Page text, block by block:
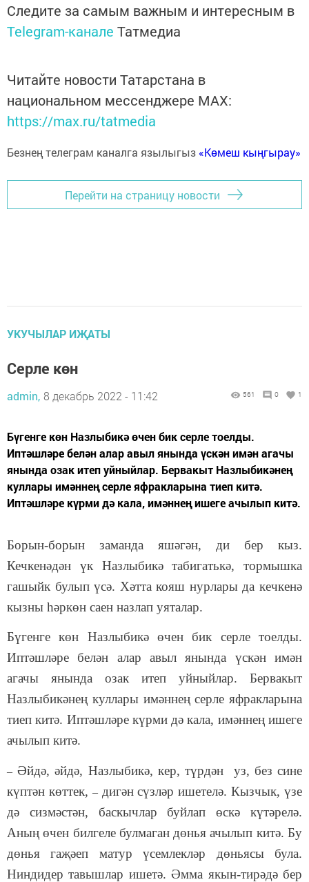
Следите за самым важным и интересным в
Telegram-канале Татмедиа
Читайте новости Татарстана в
национальном мессенджере MАХ:
https://max.ru/tatmedia
Безнең телеграм каналга язылыгыз «Көмеш кыңгырау»
Перейти на страницу новости
УКУЧЫЛАР ИҖАТЫ
Серле көн
admin, 8 декабрь 2022 - 11:42 561 0 1
Бүгенге көн Назлыбикә өчен бик серле тоелды.
Иптәшләре белән алар авыл янында үскән имән агачы
янында озак итеп уйныйлар. Бервакыт Назлыбикәнең
куллары имәннең серле яфракларына тиеп китә.
Иптәшләре күрми дә кала, имәннең ишеге ачылып китә.
Борын-борын заманда яшәгән, ди бер кыз.
Кечкенәдән үк Назлыбикәтабигатькә, тормышка
гашыйк булыпүсә. Хәтта кояш нурлары да кечкенә
кызны һәркөн саен назлап уяталар.
Бүгенге көн Назлыбикә өчен бик серле тоелды.
Иптәшләре белән алар авыл янында үскән имән
агачы янында озак итеп уйныйлар. Бервакыт
Назлыбикәнең куллары имәннең серле яфракларына
тиеп китә. Иптәшләре күрми дә кала, имәннең ишеге
ачылып китә.
– Әйдә, әйдә, Назлыбикә, кер, түрдән уз, без сине
күптән көттек, –дигән сүзләр ишетелә. Кызчык, үзе
дә сизмәстән, баскычлар буйлап өскә күтәрелә.
Аның өчен билгеле булмаган дөнья ачылып китә. Бу
дөнья гаҗәеп матур үсемлекләр дөньясы була.
Ниндидер тавышлар ишетә. Әмма якын-тирәдә бер